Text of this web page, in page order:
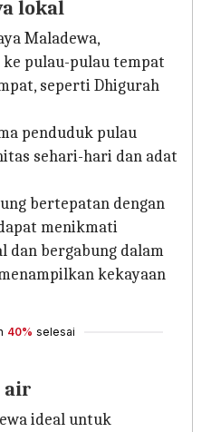
lokal
Maladewa,
pulau-pulau tempat
seperti Dhigurah
penduduk pulau
sehari-hari dan adat
bertepatan dengan
menikmati
bergabung dalam
kekayaan
40% selesai
air
ideal untuk